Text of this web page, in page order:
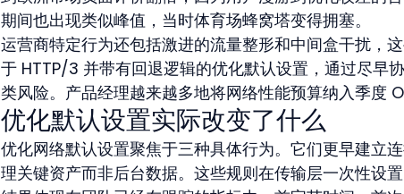
期间也出现类似峰值，当时体育场蜂窝塔变得拥塞。
运营商特定行为还包括激进的流量整形和中间盒干扰，
于 HTTP/3 并带有回退逻辑的优化默认设置，通过尽早
类风险。产品经理越来越多地将网络性能预算纳入季度
优化默认设置实际改变了什么
优化网络默认设置聚焦于三种具体行为。它们更早建立
理关键资产而非后台数据。这些规则在传输层一次性设